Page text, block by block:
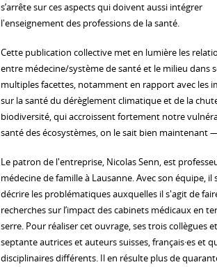
s’arrête sur ces aspects qui doivent aussi intégrer
l'enseignement des professions de la santé.
Cette publication collective met en lumière les
entre médecine/système de santé et le milieu dans
multiples facettes, notamment en rapport avec les
sur la santé du dérèglement climatique et de la
biodiversité, qui accroissent fortement notre
santé des écosystèmes, on le sait bien maintenant
Le patron de l'entreprise, Nicolas Senn, est
médecine de famille à Lausanne. Avec son équipe,
décrire les problématiques auxquelles il s'agit de
recherches sur l’impact des cabinets médicaux en
serre. Pour réaliser cet ouvrage, ses trois collègues
septante autrices et auteurs suisses, français·es et
disciplinaires différents. Il en résulte plus de